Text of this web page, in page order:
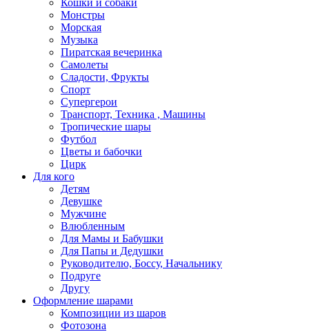
Кошки и собаки
Монстры
Морская
Музыка
Пиратская вечеринка
Самолеты
Сладости, Фрукты
Спорт
Супергерои
Транспорт, Техника , Машины
Тропические шары
Футбол
Цветы и бабочки
Цирк
Для кого
Детям
Девушке
Мужчине
Влюбленным
Для Мамы и Бабушки
Для Папы и Дедушки
Руководителю, Боссу, Начальнику
Подруге
Другу
Оформление шарами
Композиции из шаров
Фотозона